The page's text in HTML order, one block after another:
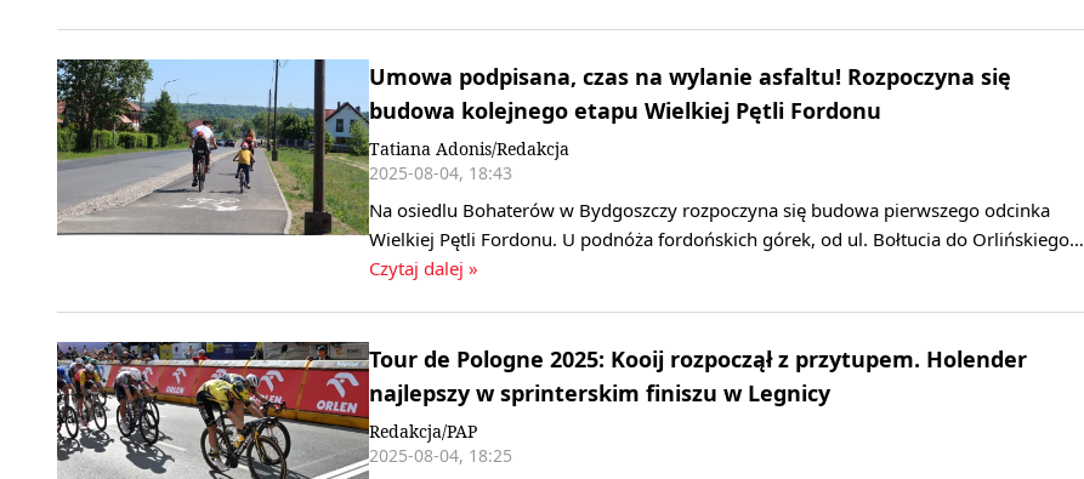
Umowa podpisana, czas na wylanie asfaltu! Rozpoczyna się
budowa kolejnego etapu Wielkiej Pętli Fordonu
Tatiana Adonis/Redakcja
2025-08-04, 18:43
Na osiedlu Bohaterów w Bydgoszczy rozpoczyna się budowa pierwszego odcinka
Wielkiej Pętli Fordonu. U podnóża fordońskich górek, od ul. Bołtucia do Orlińskiego…
Czytaj dalej »
Tour de Pologne 2025: Kooij rozpoczął z przytupem. Holender
najlepszy w sprinterskim finiszu w Legnicy
Redakcja/PAP
2025-08-04, 18:25